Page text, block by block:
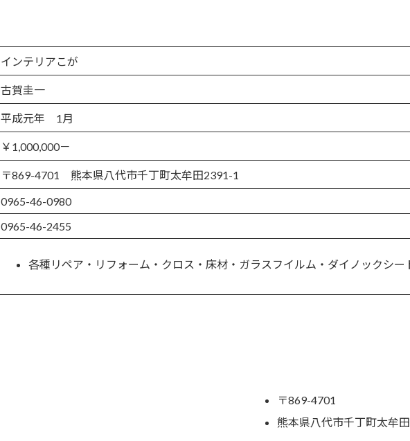
インテリアこが
古賀圭一
平成元年 1月
￥1,000,000－
〒869-4701 熊本県八代市千丁町太牟田2391-1
0965-46-0980
0965-46-2455
各種リペア・リフォーム・クロス・床材・ガラスフイルム・ダイノックシー
〒869-4701
熊本県八代市千丁町太牟